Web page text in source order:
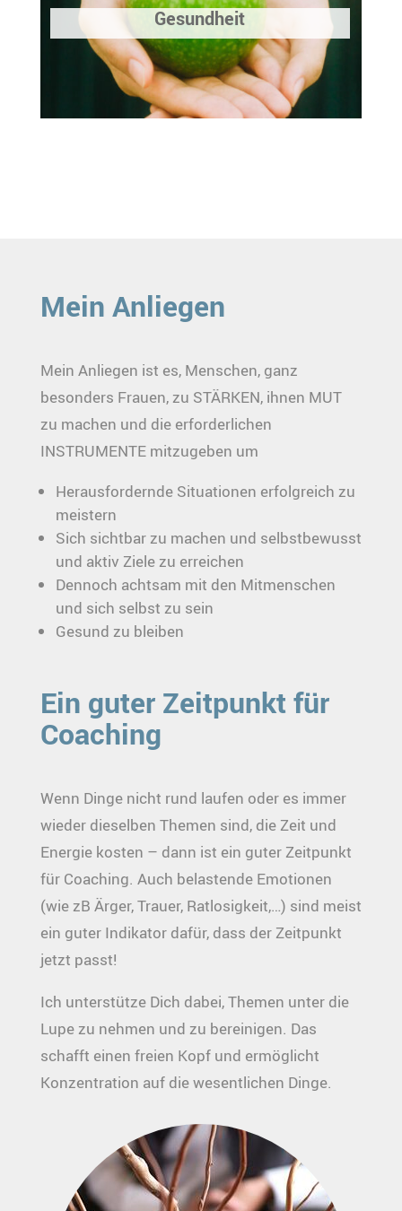
Gesundheit
Mein Anliegen
Mein Anliegen ist es, Menschen, ganz
besonders Frauen, zu STÄRKEN, ihnen MUT
zu machen und die erforderlichen
INSTRUMENTE mitzugeben um
Herausfordernde Situationen erfolgreich zu
meistern
Sich sichtbar zu machen und selbstbewusst
und aktiv Ziele zu erreichen
Dennoch achtsam mit den Mitmenschen
und sich selbst zu sein
Gesund zu bleiben
Ein guter Zeitpunkt für
Coaching
Wenn Dinge nicht rund laufen oder es immer
wieder dieselben Themen sind, die Zeit und
Energie kosten – dann ist ein guter Zeitpunkt
für Coaching. Auch belastende Emotionen
(wie zB Ärger, Trauer, Ratlosigkeit,…) sind meist
ein guter Indikator dafür, dass der Zeitpunkt
jetzt passt!
Ich unterstütze Dich dabei, Themen unter die
Lupe zu nehmen und zu bereinigen. Das
schafft einen freien Kopf und ermöglicht
Konzentration auf die wesentlichen Dinge.